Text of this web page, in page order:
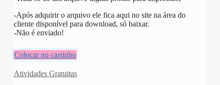
-Após adquirir o arquivo ele fica aqui no site na área do
cliente disponível para download, só baixar.
-Não é enviado!
R$10,00
Colocar no carrinho
Atividades Gratuitas